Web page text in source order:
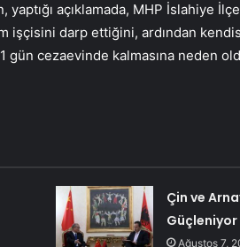
açıklamada, MHP İslahiye
işçisini darp ettiğini, ardından
gün cezaevinde kalmasına neden
Çin ve
Güçleniyor
Ağustos 7,